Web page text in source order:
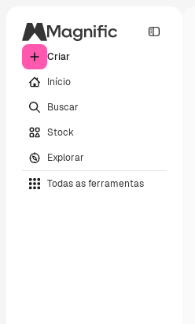
Criar
Início
Buscar
Stock
Explorar
Todas as ferramentas